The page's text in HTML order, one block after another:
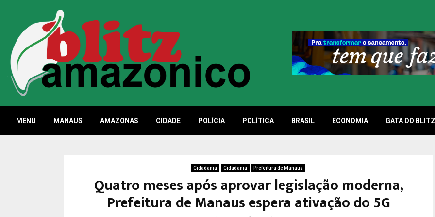
MENU MANAUS AMAZONAS CIDADE POLÍCIA POLÍTICA BRASIL ECONOMIA GATA DO BLITZ
Cidadania Cidadania Prefeitura de Manaus
Quatro meses após aprovar legislação moderna,
Prefeitura de Manaus espera ativação do 5G